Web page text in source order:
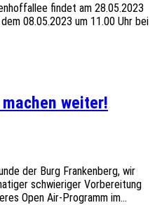
findet am 28.05.2023
08.05.2023 um 11.00 Uhr bei
weiter!
der Burg Frankenberg, wir
schwieriger Vorbereitung
Open Air-Programm im...